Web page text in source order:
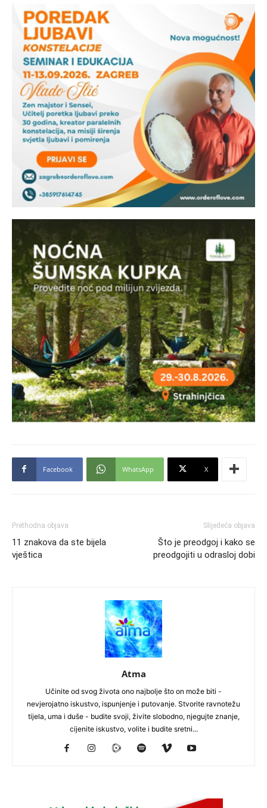
Facebook WhatsApp X
Prethodna objava
11 znakova da ste bijela
vještica
Slijedeća objava
Što je preodgoj i kako se
preodgojiti u odrasloj dobi
Atma
Učinite od svog života ono najbolje što on može biti -
nevjerojatno iskustvo, ispunjenje i putovanje. Stvorite ravnotežu
tijela, uma i duše - budite svoji, živite slobodno, njegujte znanje,
cijenite iskustvo, volite i budite sretni...